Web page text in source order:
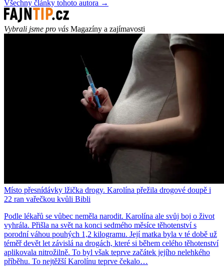
Všechny články tohoto autora →
Vybrali jsme pro vás Magazíny a zajímavosti
Místo přesnídávky lžička drogy. Karolína přežila drogové doupě i
22 ran vařečkou kvůli Bibli
Podle lékařů se vůbec neměla narodit. Karolína ale svůj boj o život
vyhrála. Přišla na svět na konci sedmého měsíce těhotenství s
porodní váhou pouhých 1,2 kilogramu. Její matka byla v té době už
téměř devět let závislá na drogách, které si během celého těhotenství
aplikovala nitrožilně. To byl však teprve začátek jejího nelehkého
příběhu. To nejtěžší Karolínu teprve čekalo…